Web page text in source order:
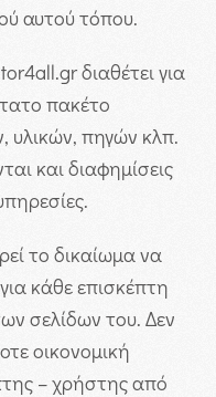
αυτού τόπου.
διαθέτει για
πακέτο
υλικών, πηγών κλπ.
και διαφημίσεις
το δικαίωμα να
κάθε επισκέπτη
σελίδων του. Δεν
οικονομική
– χρήστης από